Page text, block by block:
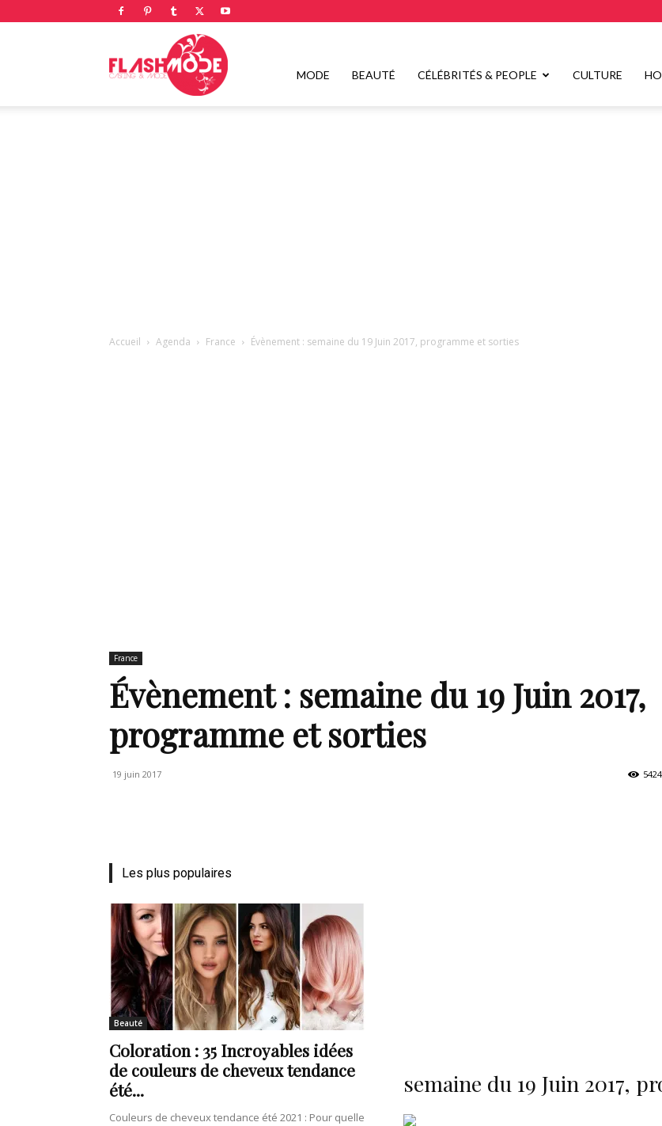
Flashmode
de
Numéro
un
en
MODE BEAUTÉ CÉLÉBRITÉS & PEOPLE CULTURE
Accueil Agenda France Évènement : semaine du 19 Juin 2017, programme et sorties
France
Évènement : semaine du 19 Juin 2017,
programme et sorties
19 juin 2017 5424
semaine du 19 Juin 2017,
Les plus populaires
Beauté
Coloration : 35 Incroyables idées
de couleurs de cheveux tendance
été...
Couleurs de cheveux tendance été 2021 : Pour quelle